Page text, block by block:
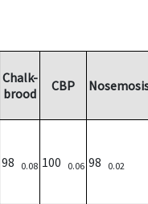
Chalk-
brood
CBP
98 0.08 100 0.06 98 0.02